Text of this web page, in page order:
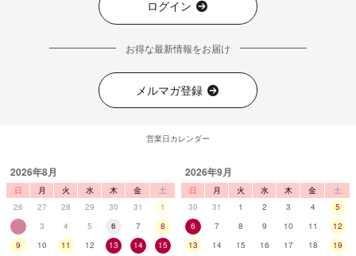
ログイン
お得な最新情報をお届け
メルマガ登録
営業日カレンダー
2026年8月
日 月 火 水 木 金
土
26
27 28 29 30 31
1
2
3 4 5 6 7
8
9
10 11 12 13 14
15
2026年9月
日 月 火 水 木 金
土
30
31 1 2 3 4
5
6
7 8 9 10 11
12
13
14 15 16 17 18
19